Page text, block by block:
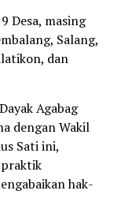
Desa, masing
Salang,
dan
Agabag
dengan Wakil
Sati ini,
praktik
hak-